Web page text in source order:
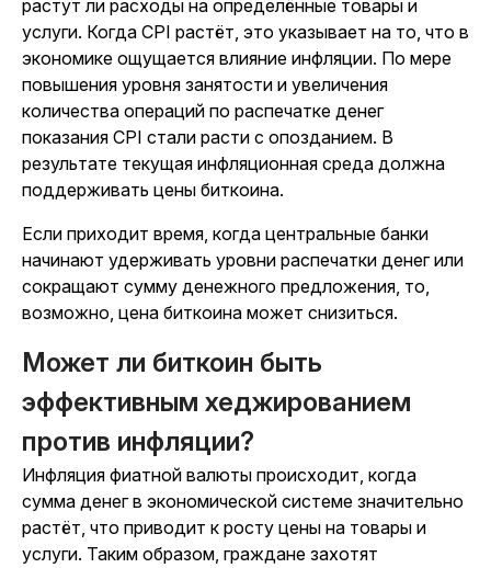
растут ли расходы на определённые товары и
услуги. Когда CPI растёт, это указывает на то, что в
экономике ощущается влияние инфляции. По мере
повышения уровня занятости и увеличения
количества операций по распечатке денег
показания CPI стали расти с опозданием. В
результате текущая инфляционная среда должна
поддерживать цены биткоина.
Если приходит время, когда центральные банки
начинают удерживать уровни распечатки денег или
сокращают сумму денежного предложения, то,
возможно, цена биткоина может снизиться.
Может ли биткоин быть
эффективным хеджированием
против инфляции?
Инфляция фиатной валюты происходит, когда
сумма денег в экономической системе значительно
растёт, что приводит к росту цены на товары и
услуги. Таким образом, граждане захотят